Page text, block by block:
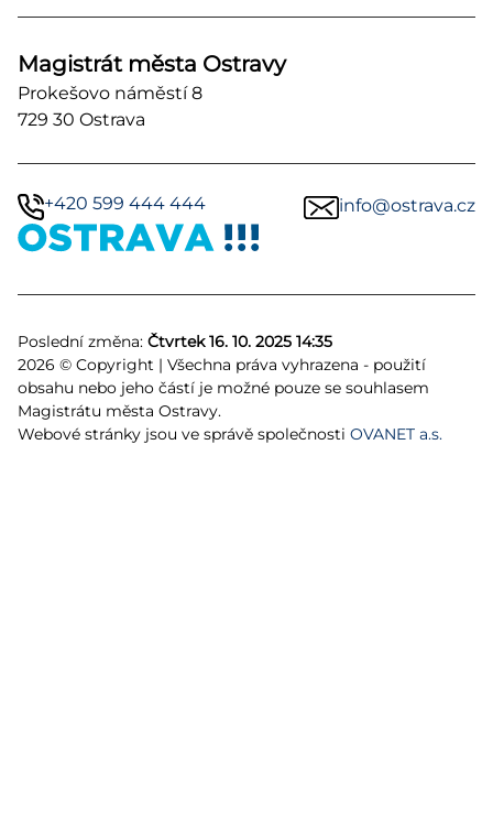
Magistrát města Ostravy
Prokešovo náměstí 8
729 30 Ostrava
+420 599 444 444 info@ostrava.cz
Poslední změna: Čtvrtek 16. 10. 2025 14:35
2026 © Copyright | Všechna práva vyhrazena - použití
obsahu nebo jeho částí je možné pouze se souhlasem
Magistrátu města Ostravy.
Webové stránky jsou ve správě společnosti OVANET a.s.